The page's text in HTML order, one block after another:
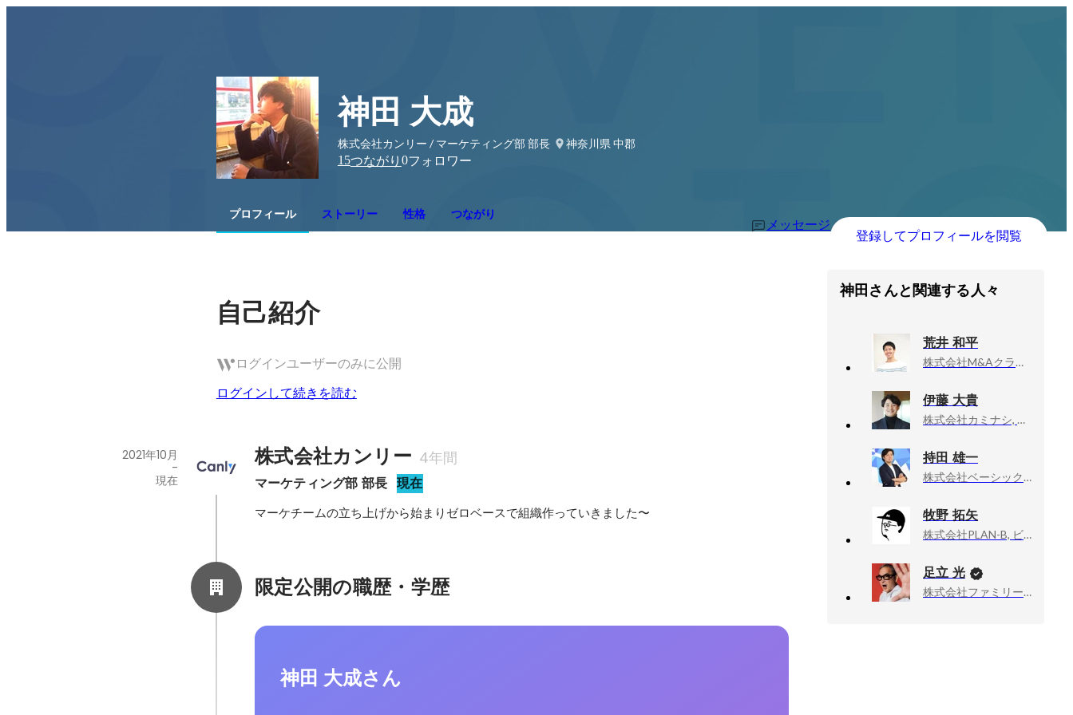
神田 大成
株式会社カンリー / マーケティング部 部長
神奈川県 中郡
15つながり 0フォロワー
プロフィール ストーリー 性格 つながり
メッセージ
登録してプロフィールを閲覧
自己紹介
ログインユーザーのみに公開
ログインして続きを読む
株式会社カンリー 4年間
マーケティング部 部長 現在
2021年10月
-
現在
マーケチームの立ち上げから始まりゼロベースで組織作っていきました〜
限定公開の職歴・学歴
神田 大成さん
神田さんと関連する人々
荒井 和平
株式会社M&Aクラウド, 執行役員CTO
伊藤 大貴
株式会社カミナシ, プロダクト本部
持田 雄一
株式会社ベーシック, SaaS事業部 セールス部長
牧野 拓矢
株式会社PLAN-B, ビジネスディベロップメント部 SNS領域ブランド統括責任者
足立 光
株式会社ファミリーマート, チーフ・マーケティング・オフィサー（CMO）